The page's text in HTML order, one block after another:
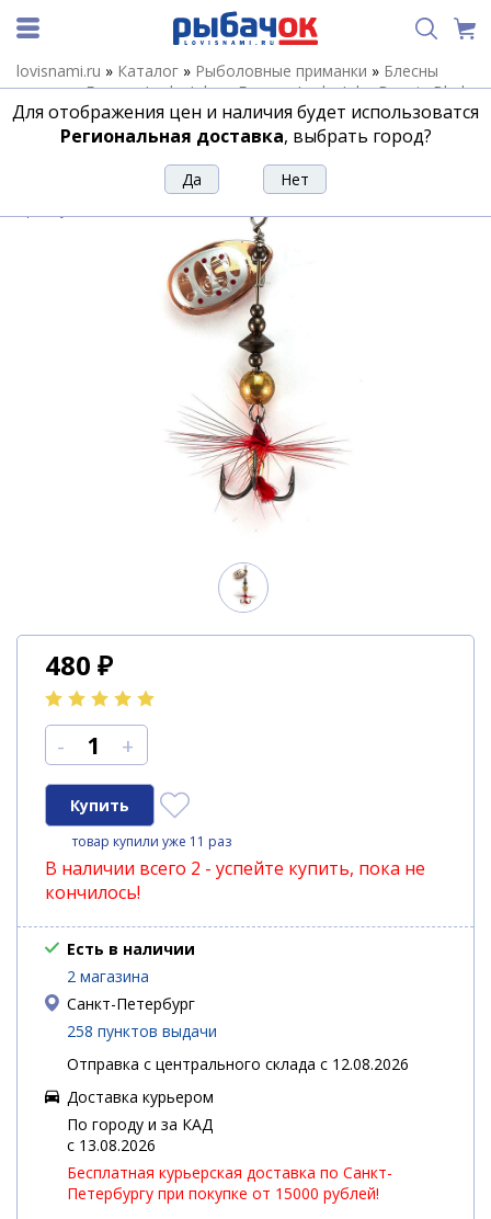
lovisnami.ru » Каталог » Рыболовные приманки » Блесны
летние»Блесны Lucky John»Блесны Lucky John Bonnie Blade
»Блесна Lucky John BONNIE BLADE 0 2.7г 007
Блесна Lucky John BONNIE BLADE 0 2.7г
480 ₽
- +
товар купили уже 11 раз
В наличии всего 2 - успейте купить, пока не
кончилось!
Есть в наличии
2 магазина
Санкт-Петербург
258 пунктов выдачи
Отправка с центрального склада с 12.08.2026
Доставка курьером
По городу и за КАД
c 13.08.2026
Бесплатная курьерская доставка по Санкт-
Петербургу при покупке от 15000 рублей!
Для отображения цен и наличия будет использоватся
Региональная доставка, выбрать город?